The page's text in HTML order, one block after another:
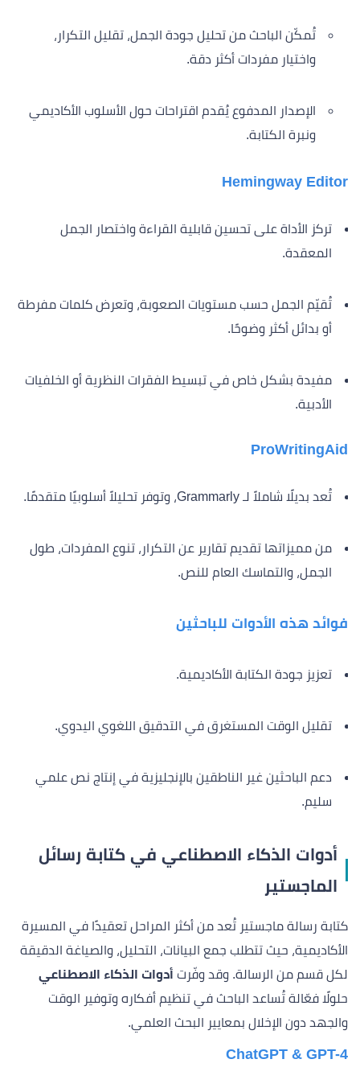
تُمكّن الباحث من تحليل جودة الجمل، تقليل التكرار،
واختيار مفردات أكثر دقة.
الإصدار المدفوع يُقدم اقتراحات حول الأسلوب الأكاديمي
ونبرة الكتابة.
Hemingway Editor
تركز الأداة على تحسين قابلية القراءة واختصار الجمل
المعقدة.
تُقيّم الجمل حسب مستويات الصعوبة، وتعرض كلمات مفرطة
أو بدائل أكثر وضوحًا.
مفيدة بشكل خاص في تبسيط الفقرات النظرية أو الخلفيات
الأدبية.
ProWritingAid
تُعد بديلًا شاملاً لـ Grammarly، وتوفر تحليلاً أسلوبيًا متقدمًا.
من مميزاتها تقديم تقارير عن التكرار، تنوع المفردات، طول
الجمل، والتماسك العام للنص.
فوائد هذه الأدوات للباحثين
تعزيز جودة الكتابة الأكاديمية.
تقليل الوقت المستغرق في التدقيق اللغوي اليدوي.
دعم الباحثين غير الناطقين بالإنجليزية في إنتاج نص علمي
سليم.
أدوات الذكاء الاصطناعي في كتابة رسائل
الماجستير
كتابة رسالة ماجستير تُعد من أكثر المراحل تعقيدًا في المسيرة
الأكاديمية، حيث تتطلب جمع البيانات، التحليل، والصياغة الدقيقة
لكل قسم من الرسالة. وقد وفّرت أدوات الذكاء الاصطناعي
حلولًا فعّالة تُساعد الباحث في تنظيم أفكاره وتوفير الوقت
والجهد دون الإخلال بمعايير البحث العلمي.
ChatGPT & GPT-4